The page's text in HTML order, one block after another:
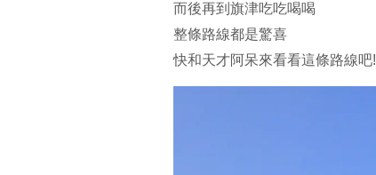
而後再到旗津吃吃喝喝
整條路線都是驚喜
快和天才阿呆來看看這條路線吧!